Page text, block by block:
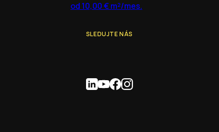
od 10,00 € m²/mes.
SLEDUJTE NÁS